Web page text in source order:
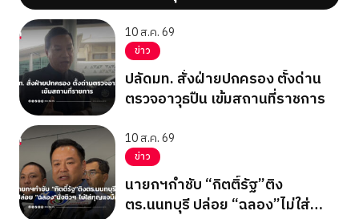
10 ส.ค. 69
ข่าว
ปลัดมท. สั่งฝ่ายปกครอง ตั้งด่าน
ตรวจอาวุธปืน เข้มสถานที่ราชการ
10 ส.ค. 69
ข่าว
นายกฯกำชับ “กิตติ์รัฐ”ติง
ตร.นนทบุรี ปล่อย “ฉลอง”ไม่ใส่